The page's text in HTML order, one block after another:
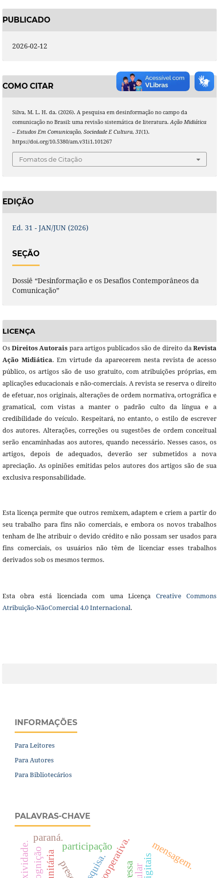
PUBLICADO
2026-02-12
COMO CITAR
Silva, M. L. H. da. (2026). A pesquisa em desinformação no campo da
comunicação no Brasil: uma revisão sistemática de literatura.Ação Midiática
– Estudos Em Comunicação, Sociedade E Cultura, 31(1).
https://doi.org/10.5380/am.v31i1.101267
Fomatos de Citação
EDIÇÃO
Ed. 31 - JAN/JUN (2026)
SEÇÃO
Dossiê “Desinformação e os Desafios Contemporâneos da
Comunicação”
LICENÇA
OsDireitos Autorais para artigos publicados são de direito daRevista
Ação Midiática. Em virtude da aparecerem nesta revista de acesso
público, os artigos são de uso gratuito, com atribuições próprias, em
aplicações educacionais e não-comerciais. A revista se reserva o direito
de efetuar, nos originais, alterações de ordem normativa, ortográfica e
gramatical, com vistas a manter o padrão culto da língua e a
credibilidade do veículo. Respeitará, no entanto, o estilo de escrever
dos autores. Alterações, correções ou sugestões de ordem conceitual
serão encaminhadas aos autores, quando necessário. Nesses casos, os
artigos, depois de adequados, deverão ser submetidos a nova
apreciação. As opiniões emitidas pelos autores dos artigos são de sua
exclusiva responsabilidade.
Esta licença permite que outros remixem, adaptem e criem a partir do
seu trabalho para fins não comerciais, e embora os novos trabalhos
tenham de lhe atribuir o devido crédito e não possam ser usados para
fins comerciais, os usuários não têm de licenciar esses trabalhos
derivados sob os mesmos termos.
Esta obra está licenciada com uma Licença Creative Commons
Atribuição-NãoComercial 4.0 Internacional.
INFORMAÇÕES
Para Leitores
Para Autores
Para Bibliotecários
PALAVRAS-CHAVE
participação
paraná.
mensagem.
cognição